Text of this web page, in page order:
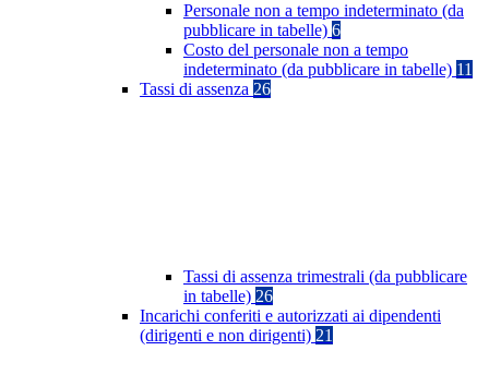
Personale non a tempo indeterminato (da
pubblicare in tabelle) 6
Costo del personale non a tempo
indeterminato (da pubblicare in tabelle) 11
Tassi di assenza 26
Tassi di assenza trimestrali (da pubblicare
in tabelle) 26
Incarichi conferiti e autorizzati ai dipendenti
(dirigenti e non dirigenti) 21